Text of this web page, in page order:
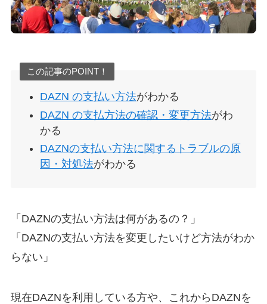
この記事のPOINT！
DAZN の支払い方法がわかる
DAZN の支払方法の確認・変更方法がわ
かる
DAZNの支払い方法に関するトラブルの原
因・対処法がわかる
「DAZNの支払い方法は何があるの？」
「DAZNの支払い方法を変更したいけど方法がわか
らない」
現在DAZNを利用している方や、これからDAZNを